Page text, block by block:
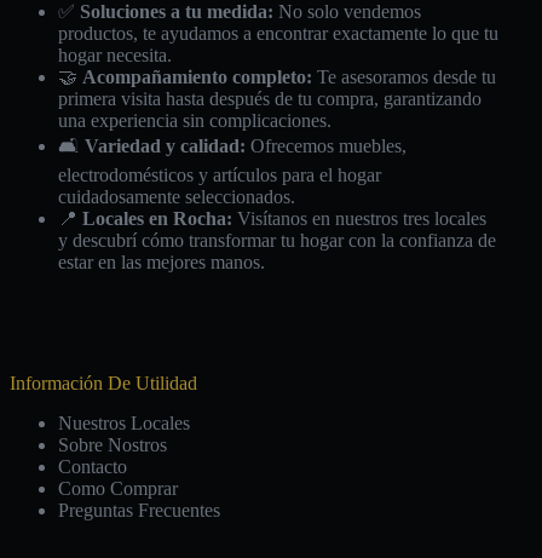
✅ Soluciones a tu medida: No solo vendemos
productos, te ayudamos a encontrar exactamente lo que tu
hogar necesita.
🤝 Acompañamiento completo: Te asesoramos desde tu
primera visita hasta después de tu compra, garantizando
una experiencia sin complicaciones.
🛋️ Variedad y calidad: Ofrecemos muebles,
electrodomésticos y artículos para el hogar
cuidadosamente seleccionados.
📍 Locales en Rocha: Visítanos en nuestros tres locales
y descubrí cómo transformar tu hogar con la confianza de
estar en las mejores manos.
Información De Utilidad
Nuestros Locales
Sobre Nostros
Contacto
Como Comprar
Preguntas Frecuentes